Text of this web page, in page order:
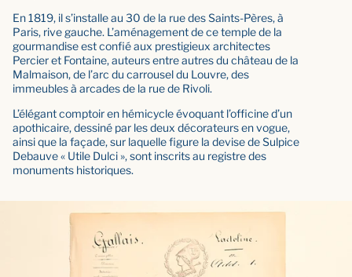
En 1819, il s’installe au 30 de la rue des Saints-Pères, à
Paris, rive gauche. L’aménagement de ce temple de la
gourmandise est confié aux prestigieux architectes
Percier et Fontaine, auteurs entre autres du château de la
Malmaison, de l’arc du carrousel du Louvre, des
immeubles à arcades de la rue de Rivoli.
L’élégant comptoir en hémicycle évoquant l’officine d’un
apothicaire, dessiné par les deux décorateurs en vogue,
ainsi que la façade, sur laquelle figure la devise de Sulpice
Debauve « Utile Dulci », sont inscrits au registre des
monuments historiques.